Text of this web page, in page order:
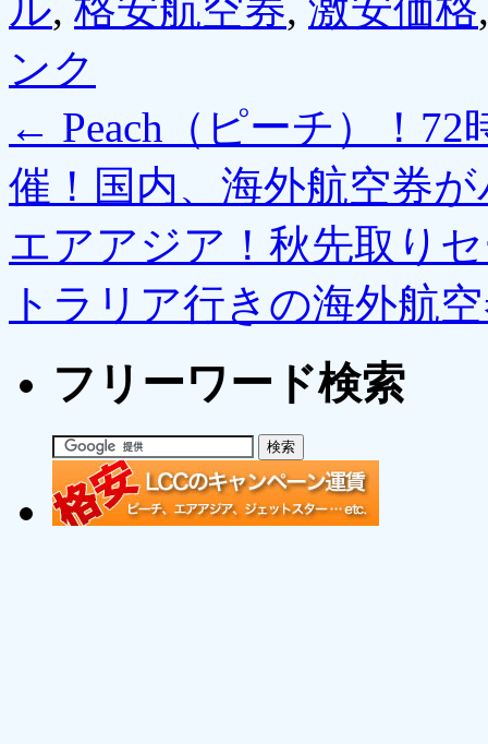
ンク
← Peach（ピーチ）！
催！国内、海外航空券
エアアジア！秋先取り
トラリア行きの海外航
フリーワード検索